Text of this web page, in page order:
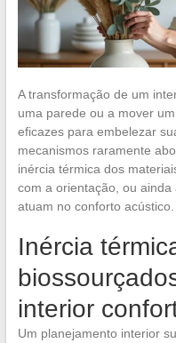
A transformação de um
uma parede ou a mover
eficazes para embelezar
mecanismos raramente
inércia térmica dos
com a orientação, ou
atuam no conforto acústico.
Inércia
interior
Um planejamento interior